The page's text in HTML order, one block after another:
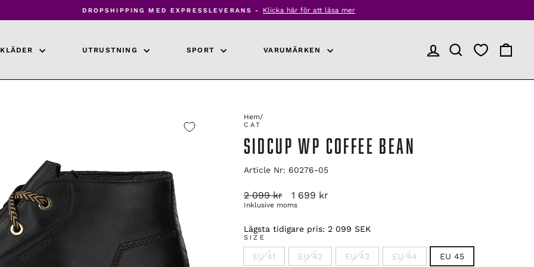
Pausa
DROPSHIPPING MED EXPRESSLEVERANS - Klicka här för att läsa mer
KLÄDER UTRUSTNING SPORT VARUMÄRKEN LOGGA INPRODUKTSÖKNING
Hem/
CAT
SIDCUP WP COFFEE BEAN
Article Nr: 60276-05
Ordinarie
pris
2 099 kr Reapris
1 699 kr
Inklusive moms
Lägsta tidigare pris: 2 099 SEK
SIZE
EU 41 EU 42 EU 43 EU 44 EU 45